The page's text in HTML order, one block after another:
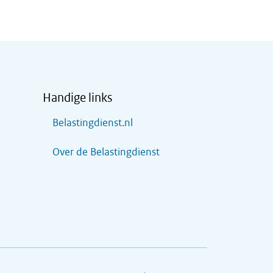
Handige links
Belastingdienst.nl
Over de Belastingdienst